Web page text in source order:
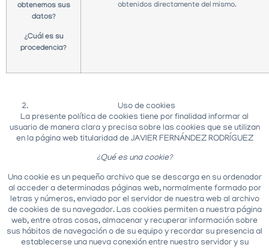
obtenemos sus
datos?
¿Cuál es su
procedencia?
obtenidos directamente del mismo.
Uso de cookies
La presente política de cookies tiene por finalidad informar al
usuario de manera clara y precisa sobre las cookies que se utilizan
en la página web titularidad de JAVIER FERNÁNDEZ RODRÍGUEZ
¿Qué es una cookie?
Una cookie es un pequeño archivo que se descarga en su ordenador
al acceder a determinadas páginas web, normalmente formado por
letras y números, enviado por el servidor de nuestra web al archivo
de cookies de su navegador. Las cookies permiten a nuestra página
web, entre otras cosas, almacenar y recuperar información sobre
sus hábitos de navegación o de su equipo y recordar su presencia al
establecerse una nueva conexión entre nuestro servidor y su